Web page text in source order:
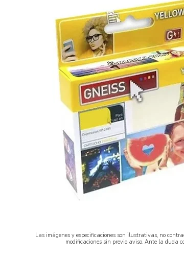
Las imágenes y especificaciones son ilustrativas, no
modificaciones sin previo aviso. Ante la duda